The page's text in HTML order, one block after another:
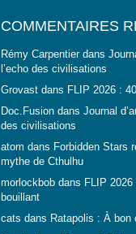
COMMENTAIRES
Rémy Carpentierdans
l’echo des civilisations
Grovastdans FLIP 2026 :
Doc.Fusiondans Journal
des civilisations
atom dans Forbidden Stars
mythe de Cthulhu
morlockbobdans FLIP 2026
bouillant
cats dans Ratapolis : À bon